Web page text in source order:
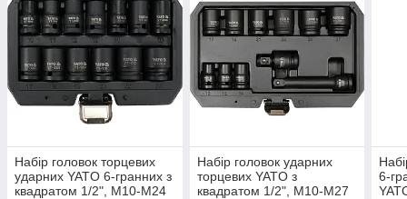
Набір головок торцевих
ударних YATO 6-гранних з
квадратом 1/2", M10-M24
Набір головок ударних
торцевих YATO з
квадратом 1/2", M10-M27
6-